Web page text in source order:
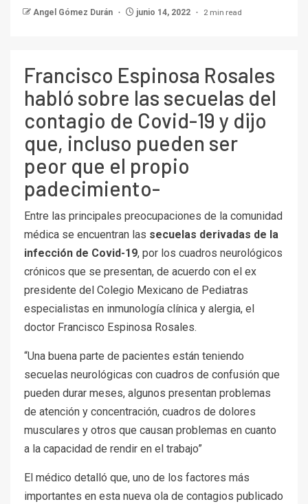
Angel Gómez Durán junio 14, 2022 2 min read
Francisco Espinosa Rosales
habló sobre las secuelas del
contagio de Covid-19 y dijo
que, incluso pueden ser
peor que el propio
padecimiento-
Entre las principales preocupaciones de la comunidad
médica se encuentran las secuelas derivadas de la
infección de Covid-19, por los cuadros neurológicos
crónicos que se presentan, de acuerdo con el ex
presidente del Colegio Mexicano de Pediatras
especialistas en inmunología clínica y alergia, el
doctor Francisco Espinosa Rosales.
“Una buena parte de pacientes están teniendo
secuelas neurológicas con cuadros de confusión que
pueden durar meses, algunos presentan problemas
de atención y concentración, cuadros de dolores
musculares y otros que causan problemas en cuanto
a la capacidad de rendir en el trabajo”
El médico detalló que, uno de los factores más
importantes en esta nueva ola de contagios publicado